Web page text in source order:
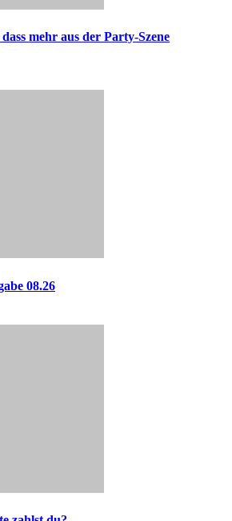
mehr aus der Party-Szene
08.26